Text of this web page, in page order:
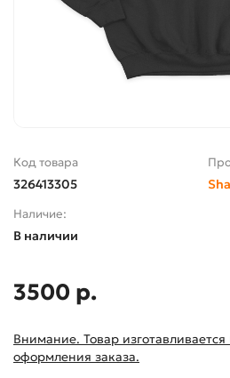
Код товара
326413305
Наличие:
В наличии
3500 р.
Внимание. Товар изготавливается
оформления заказа.